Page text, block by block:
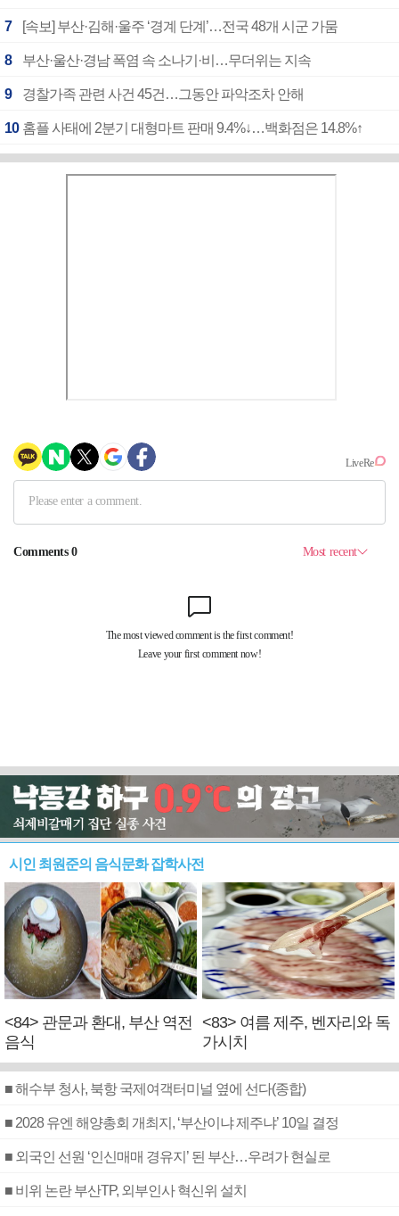
7 [속보] 부산·김해·울주 ‘경계 단계’…전국 48개 시군 가뭄
8 부산·울산·경남 폭염 속 소나기·비…무더위는 지속
9 경찰가족 관련 사건 45건…그동안 파악조차 안해
10 홈플 사태에 2분기 대형마트 판매 9.4%↓…백화점은 14.8%↑
시인 최원준의 음식문화 잡학사전
<84> 관문과 환대, 부산 역전
음식
<83> 여름 제주, 벤자리와 독
가시치
■ 해수부 청사, 북항 국제여객터미널 옆에 선다(종합)
■ 2028 유엔 해양총회 개최지, ‘부산이냐 제주냐’ 10일 결정
■ 외국인 선원 ‘인신매매 경유지’ 된 부산…우려가 현실로
■ 비위 논란 부산TP, 외부인사 혁신위 설치